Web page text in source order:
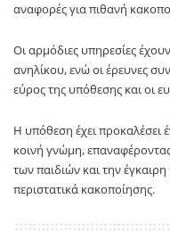
αναφορές για πιθανή
Οι αρμόδιες υπηρεσίες
ανηλίκου, ενώ οι έρευνες
εύρος της υπόθεσης και οι
Η υπόθεση έχει προκαλέσει
κοινή γνώμη,
των παιδιών και την
περιστατικά κακοποίησης.